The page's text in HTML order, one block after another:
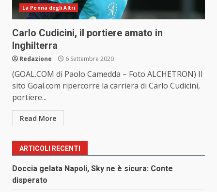
La Penna degli Altri
Carlo Cudicini, il portiere amato in
Inghilterra
Redazione 6 Settembre 2020
(GOAL.COM di Paolo Camedda – Foto ALCHETRON) Il
sito Goal.com ripercorre la carriera di Carlo Cudicini,
portiere...
Read More
ARTICOLI RECENTI
Doccia gelata Napoli, Sky ne è sicura: Conte
disperato